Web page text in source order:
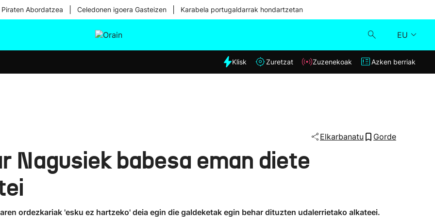
Abordatzea Celedonen igoera Gasteizen Karabela portugaldarrak hondartzetan
EU
Eguraldia
Klisk
Klisk Zuretzat Zuzenekoak Azken berriak
Elkarbanatu Gorde
Nagusiek babesa eman diete
ordezkariak 'esku ez hartzeko' deia egin die galdeketak egin behar dituzten udalerrietako alkateei.